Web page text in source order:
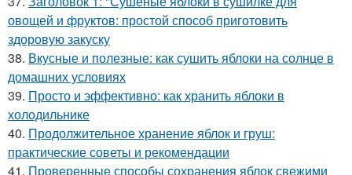
овощей и фруктов: простой способ приготовить
здоровую закуску
38. Вкусные и полезные: как сушить яблоки на солнце в
домашних условиях
39. Просто и эффективно: как хранить яблоки в
холодильнике
40. Продолжительное хранение яблок и груш:
практические советы и рекомендации
41. Проверенные способы сохранения яблок свежими